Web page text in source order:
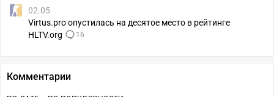
02.05
Virtus.pro опустилась на десятое место в рейтинге
HLTV.org
16
Комментарии